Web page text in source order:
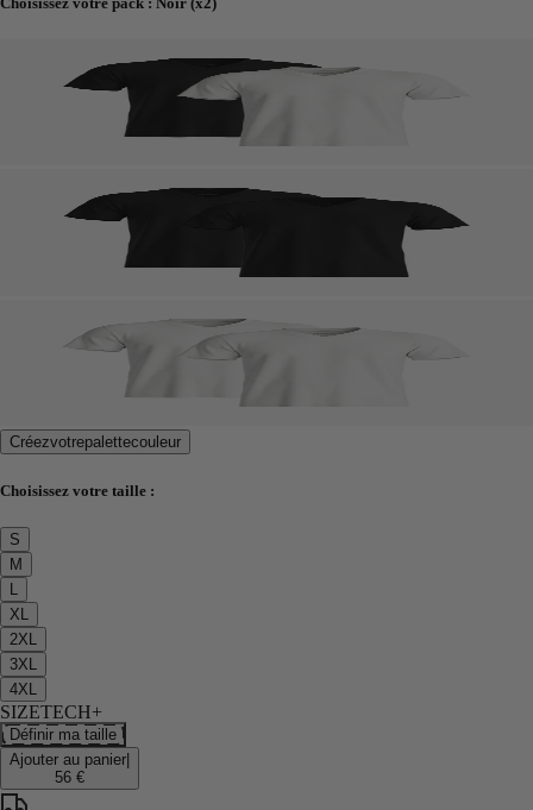
Créezvotrepalettecouleur
Choisissez votre taille :
S
M
L
XL
2XL
3XL
4XL
SIZETECH+
Définir ma taille
Ajouter au panier
56 €